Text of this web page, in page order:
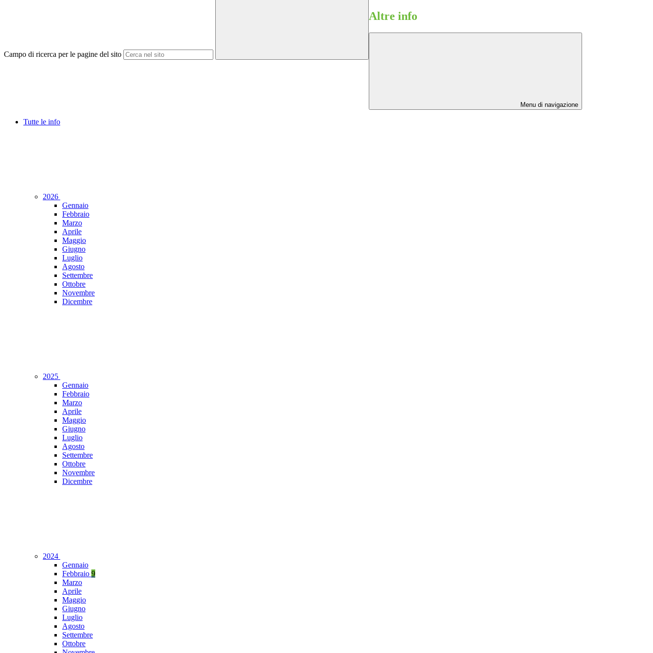
Campo di ricerca per le pagine del sito
Altre info
Menu di navigazione
Tutte le info
2026
Gennaio
Febbraio
Marzo
Aprile
Maggio
Giugno
Luglio
Agosto
Settembre
Ottobre
Novembre
Dicembre
2025
Gennaio
Febbraio
Marzo
Aprile
Maggio
Giugno
Luglio
Agosto
Settembre
Ottobre
Novembre
Dicembre
2024
Gennaio
Febbraio 9
Marzo
Aprile
Maggio
Giugno
Luglio
Agosto
Settembre
Ottobre